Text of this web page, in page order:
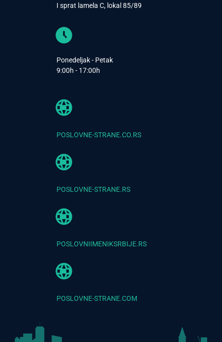
I sprat lamela C, lokal 85/89
Ponedeljak - Petak
9:00h - 17:00h
POSLOVNE-STRANE.CO.RS
POSLOVNE-STRANE.RS
POSLOVNIIMENIKSRBIJE.RS
POSLOVNE-STRANE.COM